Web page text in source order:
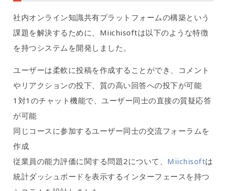
社内オンライン知識共有プラットフォームの構築という
課題を解決するために、Miichisoftは以下のような特徴
を持つシステムを開発しました。
ユーザーは柔軟に投稿を作成することができ、コメント
やリアクションの投下、質の高い回答への投下が可能
1対1のチャット機能で、ユーザー同士の直接の質疑応答
が可能
同じコースに参加するユーザー同士の交流フォーラムを
作成
従業員の能力評価に関する問題2について、 Miichisoftは
統計ダッシュボードを表示するインターフェースを持つ